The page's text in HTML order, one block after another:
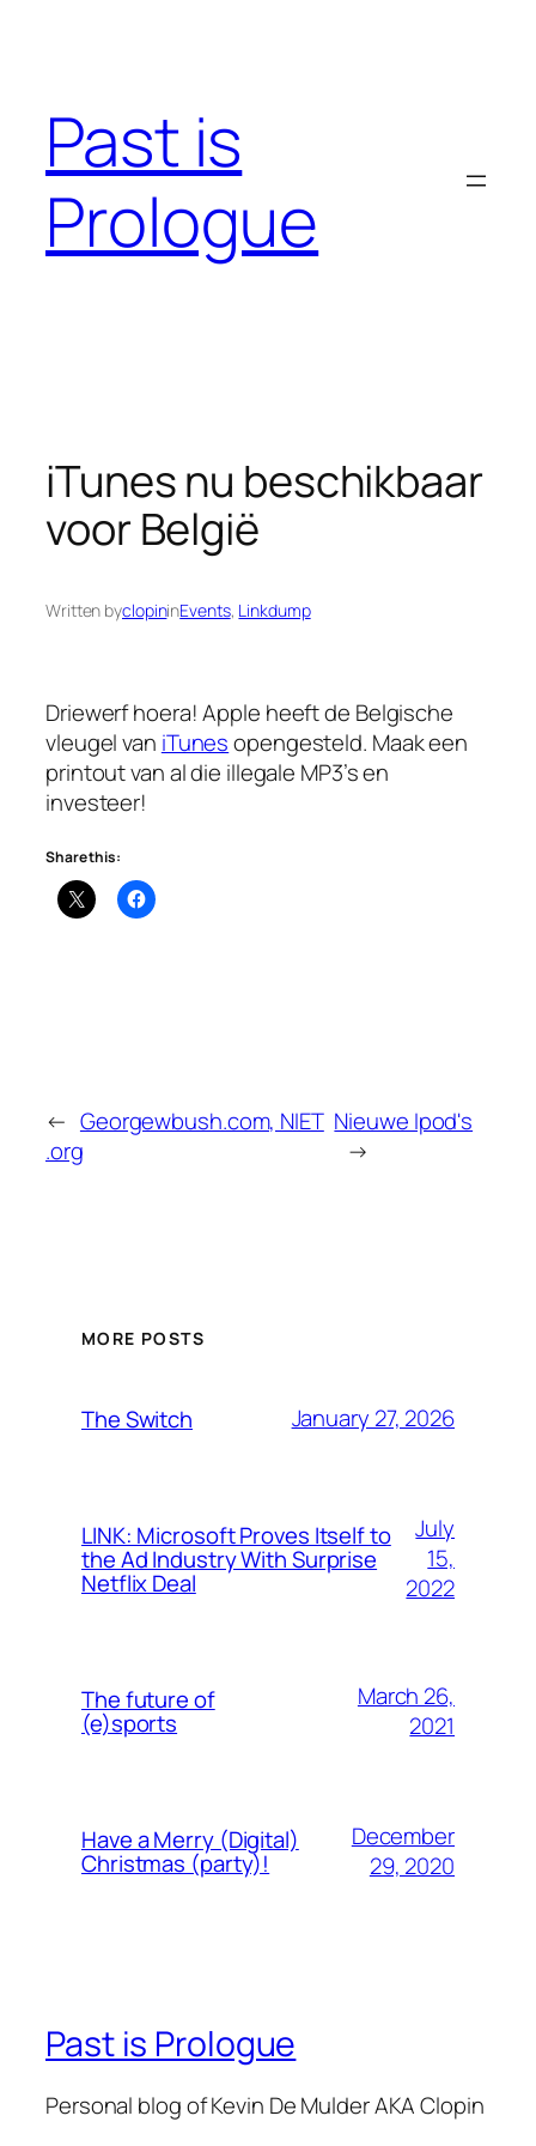
Past is
Prologue
iTunes nu beschikbaar
voor België
Written byclopininEvents, Linkdump
Driewerf hoera! Apple heeft de Belgische
vleugel van iTunesopengesteld. Maak een
printout van al die illegale MP3’s en
investeer!
Share this:
← Georgewbush.com, NIET
.org
Nieuwe Ipod's
→
MORE POSTS
The Switch January 27, 2026
LINK: Microsoft Proves Itself to
the Ad Industry With Surprise
Netflix Deal
July
15,
2022
The future of
(e)sports
March 26,
2021
Have a Merry (Digital)
Christmas (party)!
December
29, 2020
Past is Prologue
Personal blog of Kevin De Mulder AKA Clopin